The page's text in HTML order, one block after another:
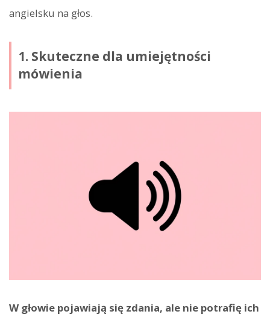
angielsku na głos.
1. Skuteczne dla umiejętności
mówienia
W głowie pojawiają się zdania, ale nie potrafię ich